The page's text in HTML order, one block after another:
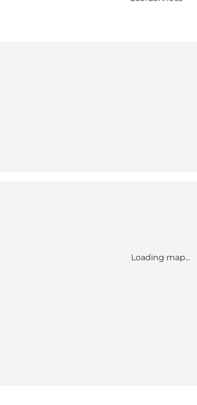
Loading map...